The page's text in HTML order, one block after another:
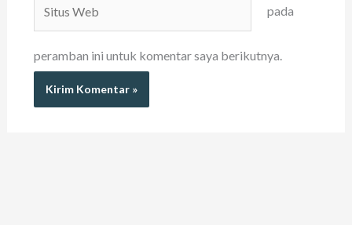
Web
pada
peramban ini untuk komentar saya berikutnya.